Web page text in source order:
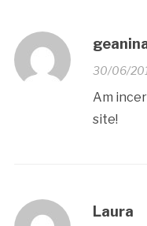
30/06/
Am
site!
Laura